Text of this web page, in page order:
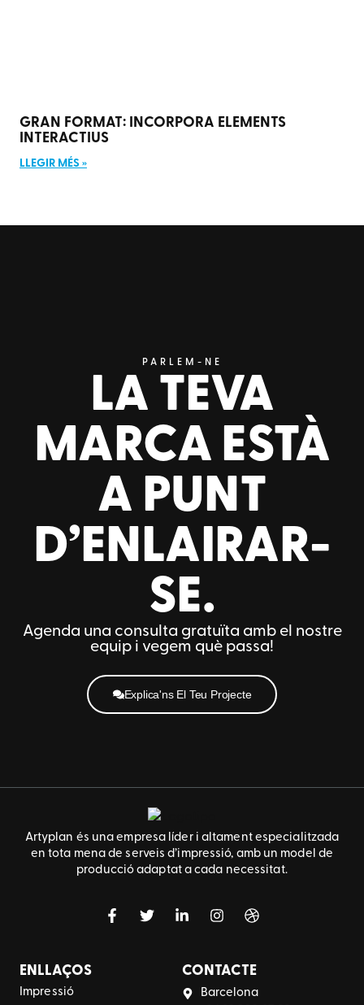
GRAN FORMAT: INCORPORA ELEMENTS
INTERACTIUS
LLEGIR MÉS »
PARLEM-NE
LA TEVA
MARCA ESTÀ
A PUNT
D’ENLAIRAR-
SE.
Agenda una consulta gratuïta amb el nostre
equip i vegem què passa!
Explica'ns El Teu Projecte
Artyplan és una empresa líder i altament especialitzada
en tota mena de serveis d’impressió, amb un model de
producció adaptat a cada necessitat.
ENLLAÇOS
Impressió
CONTACTE
Barcelona